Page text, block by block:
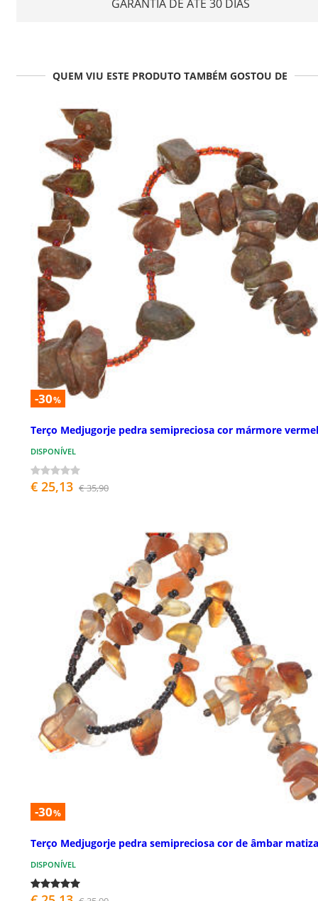
GARANTIA DE ATÉ 30 DIAS
QUEM VIU ESTE PRODUTO TAMBÉM GOSTOU DE
-30%
Terço Medjugorje pedra semipreciosa cor mármore
DISPONÍVEL
€ 25,13 € 35,90
-30%
Terço Medjugorje pedra semipreciosa cor de âmbar
DISPONÍVEL